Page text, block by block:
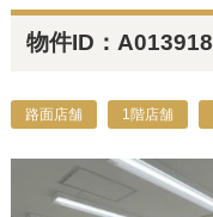
物件ID：A013918
路面店舗 1階店舗